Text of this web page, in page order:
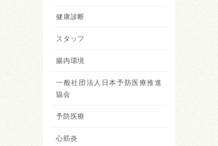
健康診断
スタッフ
腸内環境
一般社団法人日本予防医療推進
協会
予防医療
心筋炎